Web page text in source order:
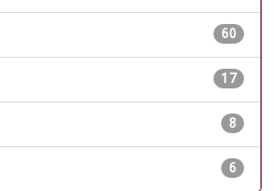
60
17
8
6